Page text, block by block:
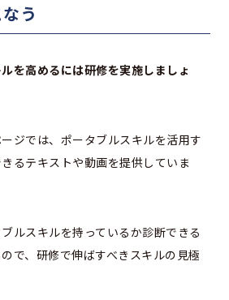
う
を高めるには研修を実施しましょ
ジでは、ポータブルスキルを活用す
るテキストや動画を提供していま
ルスキルを持っているか診断できる
で、研修で伸ばすべきスキルの見極